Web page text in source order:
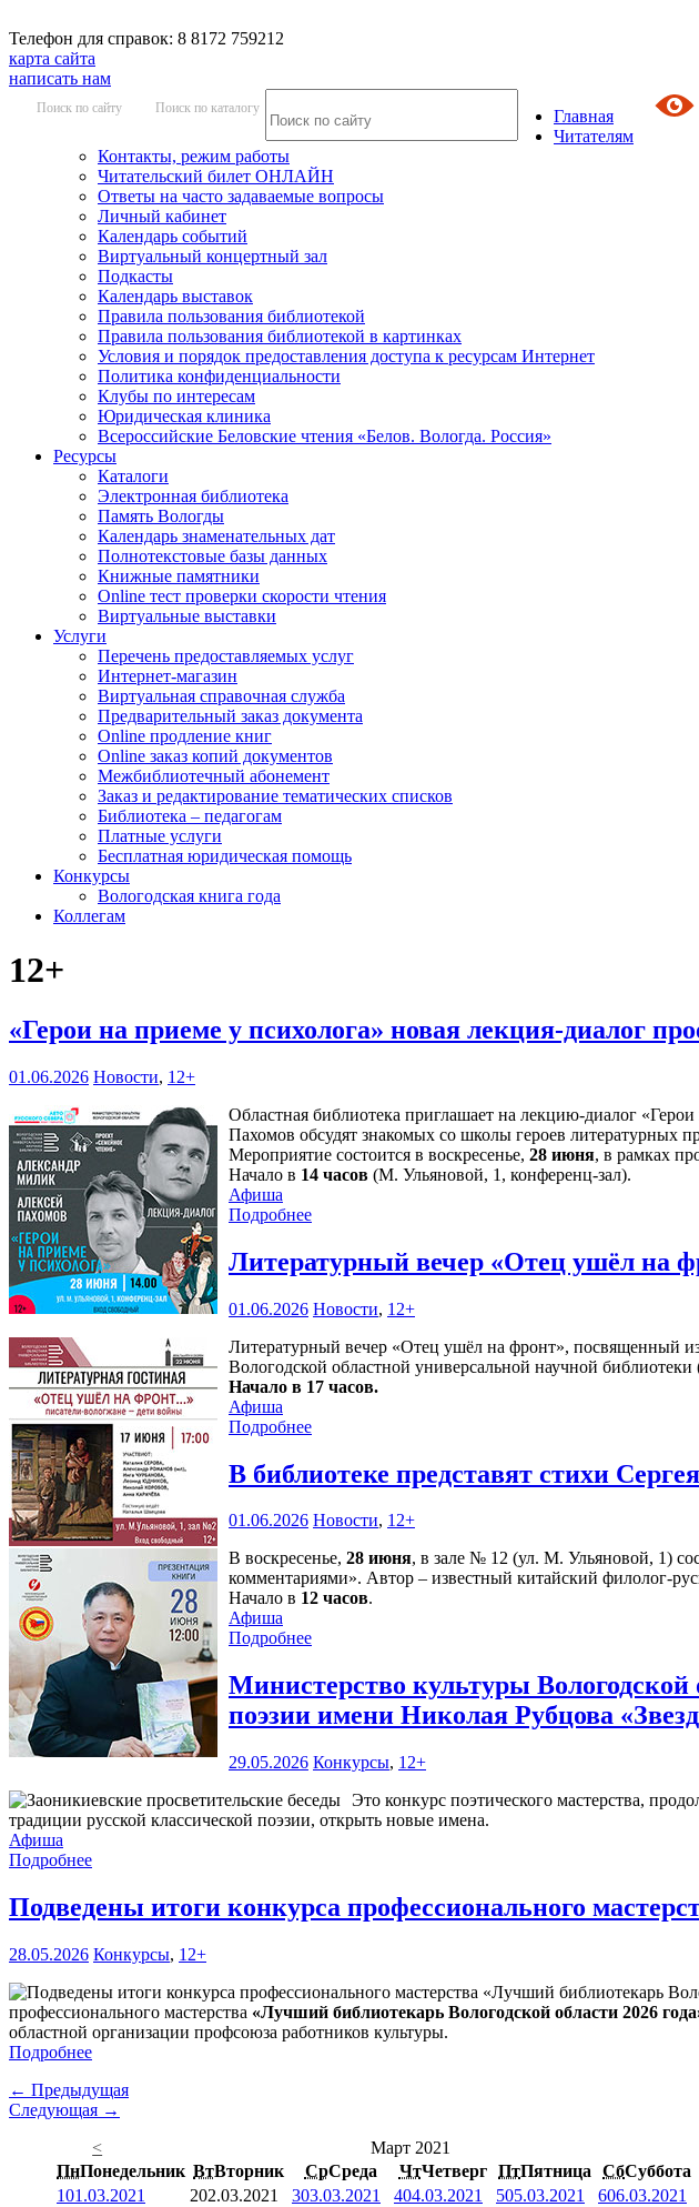
Телефон для справок: 8 8172 759212
карта сайта
написать нам
Поиск по сайту Поиск по каталогу
Главная
Читателям
Контакты, режим работы
Читательский билет ОНЛАЙН
Ответы на часто задаваемые вопросы
Личный кабинет
Календарь событий
Виртуальный концертный зал
Подкасты
Календарь выставок
Правила пользования библиотекой
Правила пользования библиотекой в картинках
Условия и порядок предоставления доступа к ресурсам Интернет
Политика конфиденциальности
Клубы по интересам
Юридическая клиника
Всероссийские Беловские чтения «Белов. Вологда. Россия»
Ресурсы
Каталоги
Электронная библиотека
Память Вологды
Календарь знаменательных дат
Полнотекстовые базы данных
Книжные памятники
Online тест проверки скорости чтения
Виртуальные выставки
Услуги
Перечень предоставляемых услуг
Интернет-магазин
Виртуальная справочная служба
Предварительный заказ документа
Online продление книг
Online заказ копий документов
Межбиблиотечный абонемент
Заказ и редактирование тематических списков
Библиотека – педагогам
Платные услуги
Бесплатная юридическая помощь
Конкурсы
Вологодская книга года
Коллегам
12+
«Герои на приеме у психолога» новая лекция-диалог
01.06.2026 Новости, 12+
Областная библиотека приглашает на лекцию-диалог
Пахомов обсудят знакомых со школы героев литературных
Мероприятие состоится в воскресенье, 28 июня, в рамках
Начало в 14 часов (М. Ульяновой, 1, конференц-зал).
Афиша
Подробнее
Литературный вечер «Отец ушёл на
01.06.2026 Новости, 12+
Литературный вечер «Отец ушёл на фронт», посвященный
Вологодской областной универсальной научной
Начало в 17 часов.
Афиша
Подробнее
В библиотеке представят стихи
01.06.2026 Новости, 12+
В воскресенье, 28 июня, в зале № 12 (ул. М. Ульяновой, 1)
комментариями». Автор – известный китайский филолог-
Начало в 12 часов.
Афиша
Подробнее
Министерство культуры Вологодской
поэзии имени Николая Рубцова
29.05.2026 Конкурсы, 12+
Это конкурс поэтического мастерства,
традиции русской классической поэзии, открыть новые имена.
Афиша
Подробнее
Подведены итоги конкурса профессионального
28.05.2026 Конкурсы, 12+
профессионального мастерства «Лучший библиотекарь Вологодской области 2026
областной организации профсоюза работников культуры.
Подробнее
← Предыдущая
Следующая →
<
Март 2021
ПнПонедельник ВтВторник СрСреда ЧтЧетверг ПтПятница СбСуббота
101.03.2021 202.03.2021 303.03.2021 404.03.2021 505.03.2021 606.03.2021